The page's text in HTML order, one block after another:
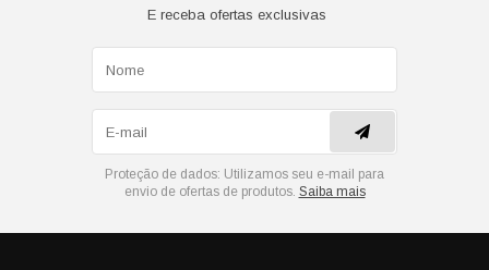
E receba ofertas exclusivas
Proteção de dados: Utilizamos seu e-mail para
envio de ofertas de produtos. Saiba mais